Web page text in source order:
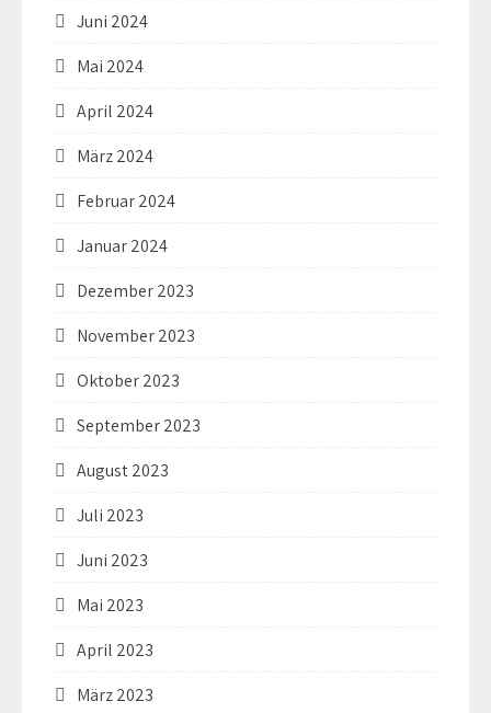
Juni 2024
Mai 2024
April 2024
März 2024
Februar 2024
Januar 2024
Dezember 2023
November 2023
Oktober 2023
September 2023
August 2023
Juli 2023
Juni 2023
Mai 2023
April 2023
März 2023